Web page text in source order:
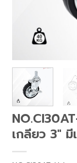
เกลียว 3″ มี